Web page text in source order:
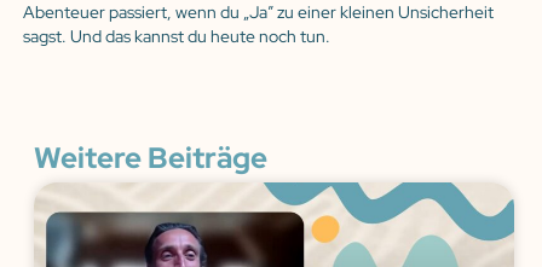
Abenteuer passiert, wenn du „Ja” zu einer kleinen Unsicherheit
sagst. Und das kannst du heute noch tun.
Weitere Beiträge